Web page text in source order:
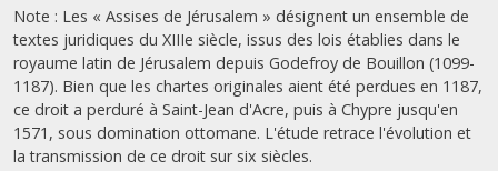
Note : Les « Assises de Jérusalem » désignent un ensemble de
textes juridiques du XIIIe siècle, issus des lois établies dans le
royaume latin de Jérusalem depuis Godefroy de Bouillon (1099-
1187). Bien que les chartes originales aient été perdues en 1187,
ce droit a perduré à Saint-Jean d'Acre, puis à Chypre jusqu'en
1571, sous domination ottomane. L'étude retrace l'évolution et
la transmission de ce droit sur six siècles.